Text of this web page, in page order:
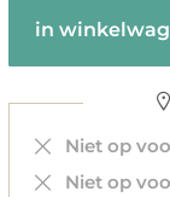
in
Niet op
Niet op